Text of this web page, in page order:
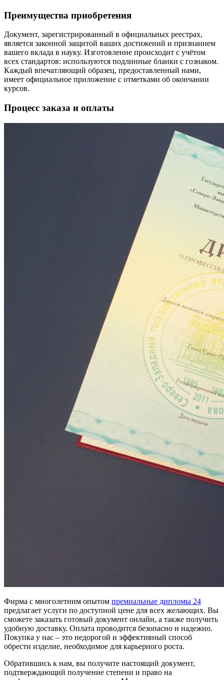
Преимущества приобретения
Документ, зарегистрированный в официальных реестрах,
является законной защитой ваших достижений и признанием
вашего вклада в науку. Изготовление происходит с учётом
всех стандартов: используются подлинные бланки с гознаком.
Каждый впечатляющий образец, предоставленный нами,
имеет официальное приложение с отметками об окончании
курсов.
Процесс заказа и оплаты
Фирма с многолетним опытом премиальные дипломы 24
предлагает услуги по доступной цене для всех желающих. Вы
сможете заказать готовый документ онлайн, а также получить
удобную доставку. Оплата проводится безопасно и надежно.
Покупка у нас – это недорогой и эффективный способ
обрести изделие, необходимое для карьерного роста.
Обратившись к нам, вы получите настоящий документ,
подтверждающий получение степени и право на